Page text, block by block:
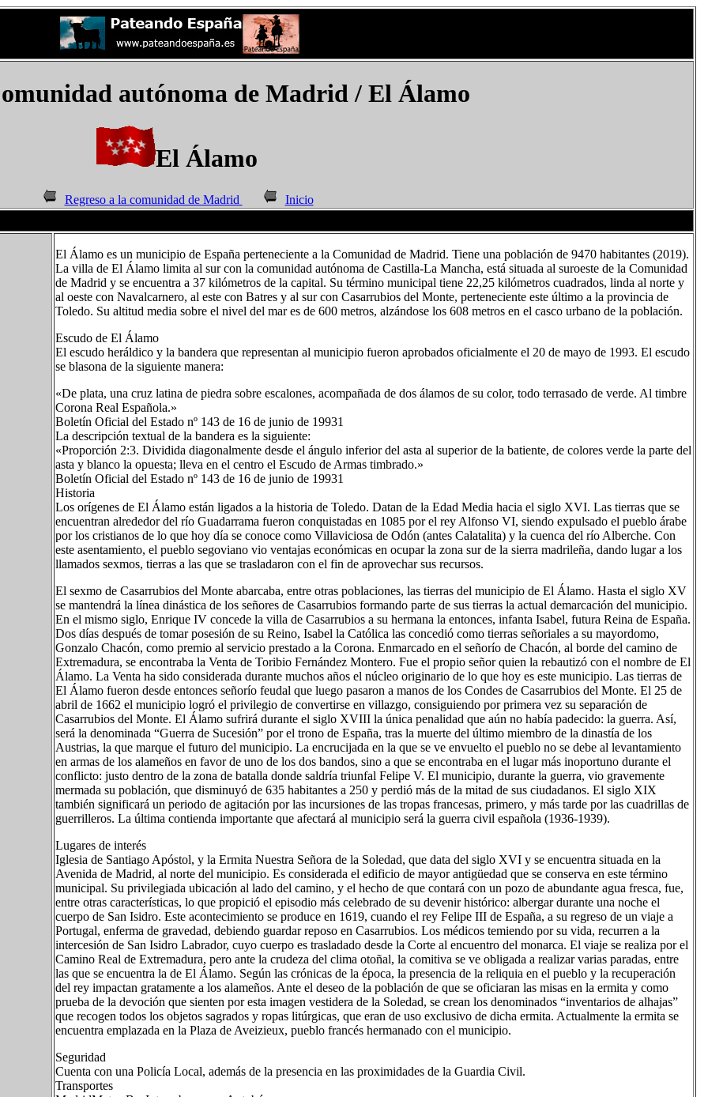
autónoma de Madrid / El Álamo
El Álamo
Regreso a la comunidad de Madrid Inicio
El Álamo es un municipio de España perteneciente a la Comunidad de Madrid. Tiene una población de 9470 habitantes (2019).
La villa de El Álamo limita al sur con la comunidad autónoma de Castilla-La Mancha, está situada al suroeste de la Comunidad
de Madrid y se encuentra a 37 kilómetros de la capital. Su término municipal tiene 22,25 kilómetros cuadrados, linda al norte y
al oeste con Navalcarnero, al este con Batres y al sur con Casarrubios del Monte, perteneciente este último a la provincia de
Toledo. Su altitud media sobre el nivel del mar es de 600 metros, alzándose los 608 metros en el casco urbano de la población.
Escudo de El Álamo
El escudo heráldico y la bandera que representan al municipio fueron aprobados oficialmente el 20 de mayo de 1993. El escudo
se blasona de la siguiente manera:
«De plata, una cruz latina de piedra sobre escalones, acompañada de dos álamos de su color, todo terrasado de verde. Al timbre
Corona Real Española.»
Boletín Oficial del Estado nº 143 de 16 de junio de 19931​
La descripción textual de la bandera es la siguiente:
«Proporción 2:3. Dividida diagonalmente desde el ángulo inferior del asta al superior de la batiente, de colores verde la parte del
asta y blanco la opuesta; lleva en el centro el Escudo de Armas timbrado.»
Boletín Oficial del Estado nº 143 de 16 de junio de 19931​
Historia
Los orígenes de El Álamo están ligados a la historia de Toledo. Datan de la Edad Media hacia el siglo XVI. Las tierras que se
encuentran alrededor del río Guadarrama fueron conquistadas en 1085 por el rey Alfonso VI, siendo expulsado el pueblo árabe
por los cristianos de lo que hoy día se conoce como Villaviciosa de Odón (antes Calatalita) y la cuenca del río Alberche. Con
este asentamiento, el pueblo segoviano vio ventajas económicas en ocupar la zona sur de la sierra madrileña, dando lugar a los
llamados sexmos, tierras a las que se trasladaron con el fin de aprovechar sus recursos.
El sexmo de Casarrubios del Monte abarcaba, entre otras poblaciones, las tierras del municipio de El Álamo. Hasta el siglo XV
se mantendrá la línea dinástica de los señores de Casarrubios formando parte de sus tierras la actual demarcación del municipio.
En el mismo siglo, Enrique IV concede la villa de Casarrubios a su hermana la entonces, infanta Isabel, futura Reina de España.
Dos días después de tomar posesión de su Reino, Isabel la Católica las concedió como tierras señoriales a su mayordomo,
Gonzalo Chacón, como premio al servicio prestado a la Corona. Enmarcado en el señorío de Chacón, al borde del camino de
Extremadura, se encontraba la Venta de Toribio Fernández Montero. Fue el propio señor quien la rebautizó con el nombre de El
Álamo. La Venta ha sido considerada durante muchos años el núcleo originario de lo que hoy es este municipio. Las tierras de
El Álamo fueron desde entonces señorío feudal que luego pasaron a manos de los Condes de Casarrubios del Monte. El 25 de
abril de 1662 el municipio logró el privilegio de convertirse en villazgo, consiguiendo por primera vez su separación de
Casarrubios del Monte. El Álamo sufrirá durante el siglo XVIII la única penalidad que aún no había padecido: la guerra. Así,
será la denominada “Guerra de Sucesión” por el trono de España, tras la muerte del último miembro de la dinastía de los
Austrias, la que marque el futuro del municipio. La encrucijada en la que se ve envuelto el pueblo no se debe al levantamiento
en armas de los alameños en favor de uno de los dos bandos, sino a que se encontraba en el lugar más inoportuno durante el
conflicto: justo dentro de la zona de batalla donde saldría triunfal Felipe V. El municipio, durante la guerra, vio gravemente
mermada su población, que disminuyó de 635 habitantes a 250 y perdió más de la mitad de sus ciudadanos. El siglo XIX
también significará un periodo de agitación por las incursiones de las tropas francesas, primero, y más tarde por las cuadrillas de
guerrilleros. La última contienda importante que afectará al municipio será la guerra civil española (1936-1939).
Lugares de interés
Iglesia de Santiago Apóstol, y la Ermita Nuestra Señora de la Soledad, que data del siglo XVI y se encuentra situada en la
Avenida de Madrid, al norte del municipio. Es considerada el edificio de mayor antigüedad que se conserva en este término
municipal. Su privilegiada ubicación al lado del camino, y el hecho de que contará con un pozo de abundante agua fresca, fue,
entre otras características, lo que propició el episodio más celebrado de su devenir histórico: albergar durante una noche el
cuerpo de San Isidro. Este acontecimiento se produce en 1619, cuando el rey Felipe III de España, a su regreso de un viaje a
Portugal, enferma de gravedad, debiendo guardar reposo en Casarrubios. Los médicos temiendo por su vida, recurren a la
intercesión de San Isidro Labrador, cuyo cuerpo es trasladado desde la Corte al encuentro del monarca. El viaje se realiza por el
Camino Real de Extremadura, pero ante la crudeza del clima otoñal, la comitiva se ve obligada a realizar varias paradas, entre
las que se encuentra la de El Álamo. Según las crónicas de la época, la presencia de la reliquia en el pueblo y la recuperación
del rey impactan gratamente a los alameños. Ante el deseo de la población de que se oficiaran las misas en la ermita y como
prueba de la devoción que sienten por esta imagen vestidera de la Soledad, se crean los denominados “inventarios de alhajas”
que recogen todos los objetos sagrados y ropas litúrgicas, que eran de uso exclusivo de dicha ermita. Actualmente la ermita se
encuentra emplazada en la Plaza de Aveizieux, pueblo francés hermanado con el municipio.
Seguridad
Cuenta con una Policía Local, además de la presencia en las proximidades de la Guardia Civil.
Transportes